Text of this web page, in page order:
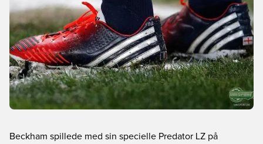
Beckham spillede med sin specielle Predator LZ på